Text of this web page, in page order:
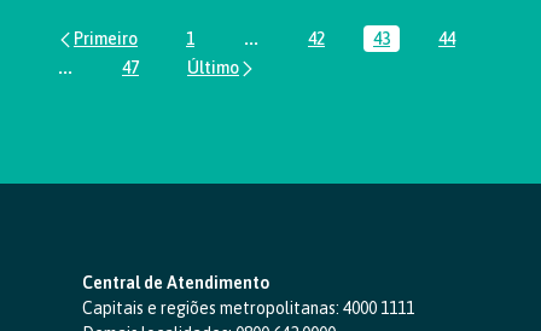
Página
1 ...Páginas intermediárias Usar ABA
Página
42 Página
43 Página
44
...Páginas intermediárias Usar ABA para navegar.
Página
47
Central de Atendimento
Capitais e regiões metropolitanas: 4000 1111